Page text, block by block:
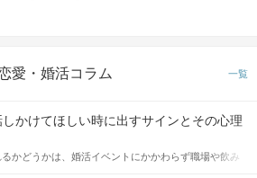
愛・婚活コラム 一覧
かけてほしい時に出すサインとその心理
かどうかは、婚活イベントにかかわらず職場や飲み